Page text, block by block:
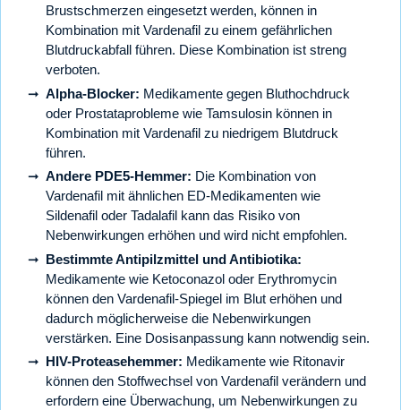
Brustschmerzen eingesetzt werden, können in
Kombination mit Vardenafil zu einem gefährlichen
Blutdruckabfall führen. Diese Kombination ist streng
verboten.
Alpha-Blocker: Medikamente gegen Bluthochdruck
oder Prostataprobleme wie Tamsulosin können in
Kombination mit Vardenafil zu niedrigem Blutdruck
führen.
Andere PDE5-Hemmer: Die Kombination von
Vardenafil mit ähnlichen ED-Medikamenten wie
Sildenafil oder Tadalafil kann das Risiko von
Nebenwirkungen erhöhen und wird nicht empfohlen.
Bestimmte Antipilzmittel und Antibiotika:
Medikamente wie Ketoconazol oder Erythromycin
können den Vardenafil-Spiegel im Blut erhöhen und
dadurch möglicherweise die Nebenwirkungen
verstärken. Eine Dosisanpassung kann notwendig sein.
HIV-Proteasehemmer: Medikamente wie Ritonavir
können den Stoffwechsel von Vardenafil verändern und
erfordern eine Überwachung, um Nebenwirkungen zu